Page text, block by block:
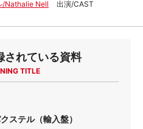
/Nathalie Nell
出演/CAST
されている資料
TITLE
ステル（輸入盤）